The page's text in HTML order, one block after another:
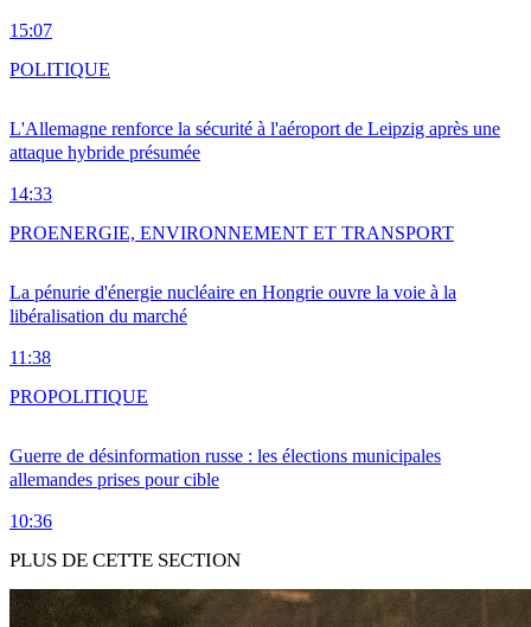
15:07
L'Allemagne renforce la sécurité à l'aéroport de Leipzig après une
attaque hybride présumée
14:33
POLITIQUE
La pénurie d'énergie nucléaire en Hongrie ouvre la voie à la
libéralisation du marché
11:38
PROENERGIE, ENVIRONNEMENT ET TRANSPORT
Guerre de désinformation russe : les élections municipales
allemandes prises pour cible
10:36
PROPOLITIQUE
PLUS DE CETTE SECTION